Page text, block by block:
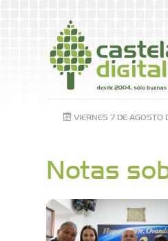
VIERNES 7 DE AGOSTO
Notas